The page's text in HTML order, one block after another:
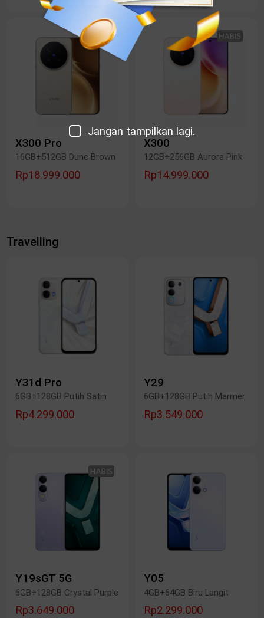
X300 Pro
16GB+512GB Dune Brown
Rp18.999.000
X300
12GB+256GB Aurora Pink
Rp14.999.000
Travelling
Y31d Pro
6GB+128GB Putih Satin
Rp4.299.000
Y29
6GB+128GB Putih Marmer
Rp3.549.000
Y19sGT 5G
6GB+128GB Crystal Purple
Rp3.649.000
Y05
4GB+64GB Biru Langit
Rp2.299.000
Jangan tampilkan lagi.